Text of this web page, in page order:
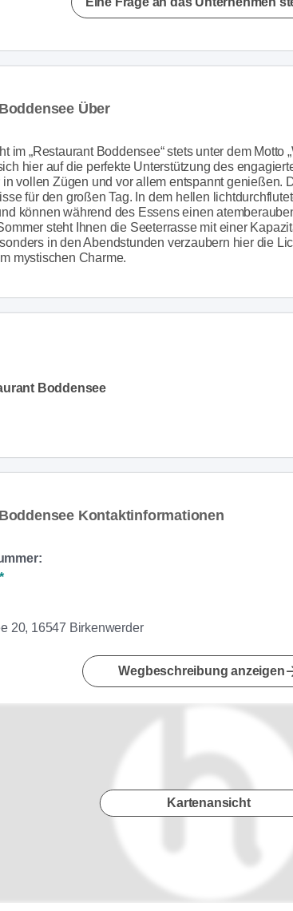
Über
im „Restaurant Boddensee“ stets unter dem Motto
hier auf die perfekte Unterstützung des
in vollen Zügen und vor allem entspannt genießen.
für den großen Tag. In dem hellen
können während des Essens einen
steht Ihnen die Seeterrasse mit einer
in den Abendstunden verzaubern hier die
mystischen Charme.
Boddensee
Kontaktinformationen
20, 16547 Birkenwerder
Wegbeschreibung anzeigen
Kartenansicht